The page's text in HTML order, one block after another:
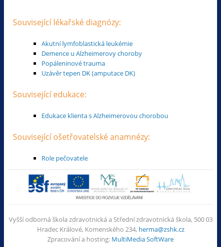
Související lékařské diagnózy:
Akutní lymfoblastická leukémie
Demence u Alzheimerovy choroby
Popáleninové trauma
Uzávěr tepen DK (amputace DK)
Související edukace:
Edukace klienta s Alzheimerovou chorobou
Související ošetřovatelské anamnézy:
Role pečovatele
Vyšší odborná škola zdravotnická a Střední zdravotnická škola, 500 03
Hradec Králové, Komenského 234, herma@zshk.cz
Zpracování a hosting: MultiMedia SoftWare